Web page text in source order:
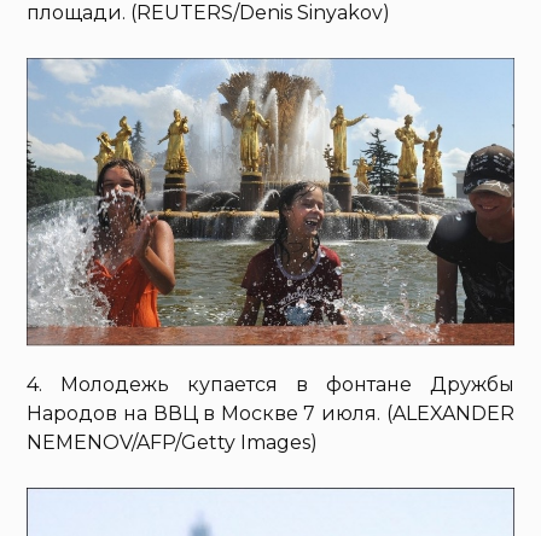
площади. (REUTERS/Denis Sinyakov)
4. Молодежь купается в фонтане Дружбы
Народов на ВВЦ в Москве 7 июля. (ALEXANDER
NEMENOV/AFP/Getty Images)